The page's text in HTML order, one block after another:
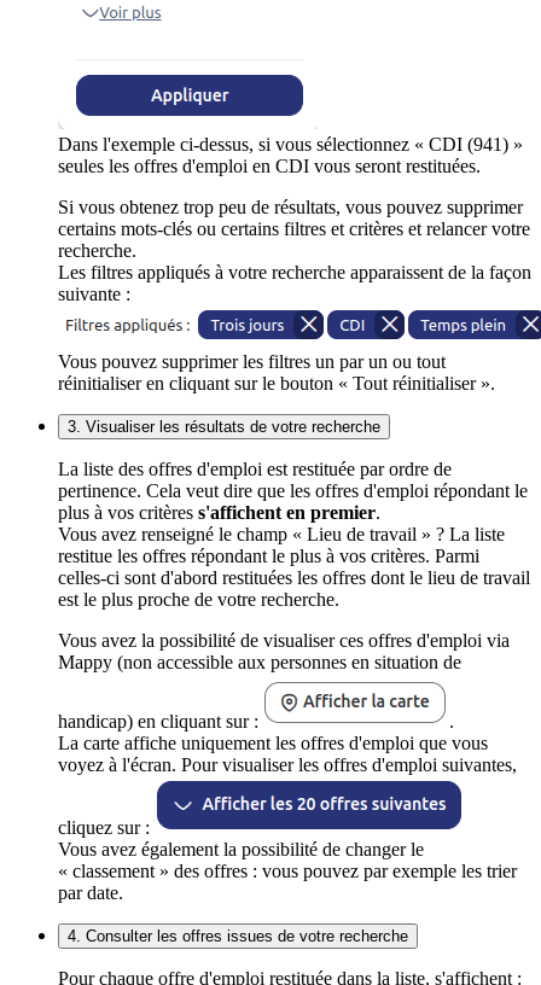
Dans l'exemple ci-dessus, si vous sélectionnez « CDI (941) »
seules les offres d'emploi en CDI vous seront restituées.
Si vous obtenez trop peu de résultats, vous pouvez supprimer
certains mots-clés ou certains filtres et critères et relancer votre
recherche.
Les filtres appliqués à votre recherche apparaissent de la façon
suivante :
Vous pouvez supprimer les filtres un par un ou tout
réinitialiser en cliquant sur le bouton « Tout réinitialiser ».
3. Visualiser les résultats de votre recherche
La liste des offres d'emploi est restituée par ordre de
pertinence. Cela veut dire que les offres d'emploi répondant le
plus à vos critères s'affichent en premier.
Vous avez renseigné le champ « Lieu de travail » ? La liste
restitue les offres répondant le plus à vos critères. Parmi
celles-ci sont d'abord restituées les offres dont le lieu de travail
est le plus proche de votre recherche.
Vous avez la possibilité de visualiser ces offres d'emploi via
Mappy (non accessible aux personnes en situation de
handicap) en cliquant sur :
.
La carte affiche uniquement les offres d'emploi que vous
voyez à l'écran. Pour visualiser les offres d'emploi suivantes,
cliquez sur :
Vous avez également la possibilité de changer le
« classement » des offres : vous pouvez par exemple les trier
par date.
4. Consulter les offres issues de votre recherche
Pour chaque offre d'emploi restituée dans la liste, s'affichent :